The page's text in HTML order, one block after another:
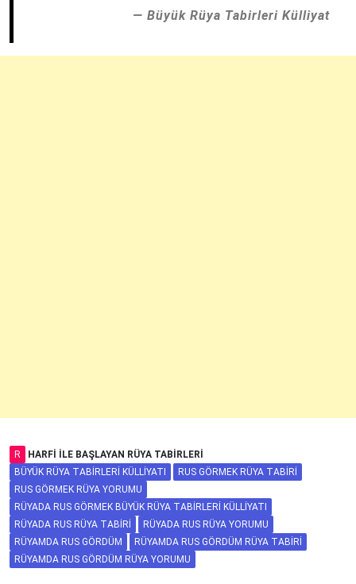
Büyük Rüya Tabirleri Külliyat
R
HARFI ILE BAŞLAYAN RÜYA TABIRLERI
BÜYÜK RÜYA TABIRLERI KÜLLIYATI
RUS GÖRMEK RÜYA TABIRI
RUS GÖRMEK RÜYA YORUMU
RÜYADA RUS GÖRMEK BÜYÜK RÜYA TABIRLERI KÜLLIYATI
RÜYADA RUS RÜYA TABIRI
RÜYADA RUS RÜYA YORUMU
RÜYAMDA RUS GÖRDÜM
RÜYAMDA RUS GÖRDÜM RÜYA TABIRI
RÜYAMDA RUS GÖRDÜM RÜYA YORUMU